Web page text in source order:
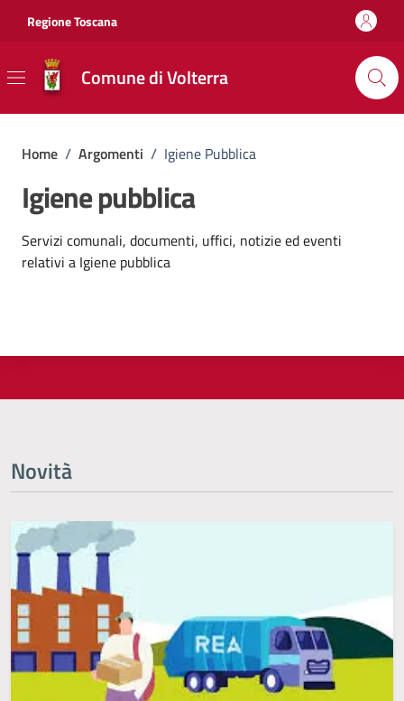
Regione Toscana
Comune di Volterra
Home / Argomenti / Igiene Pubblica
Igiene pubblica
Dettagli dell'argomento
Servizi comunali, documenti, uffici, notizie ed eventi
relativi a Igiene pubblica
Novità